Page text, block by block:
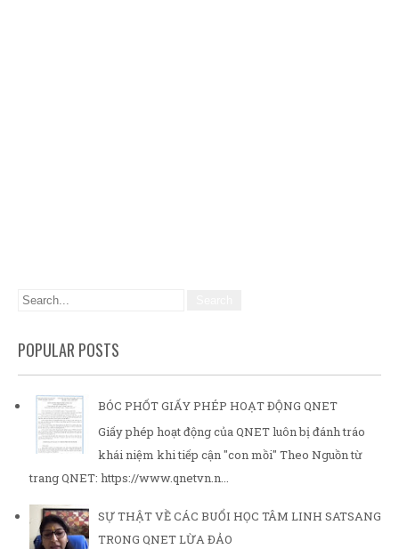
POPULAR POSTS
BÓC PHỐT GIẤY PHÉP HOẠT ĐỘNG QNET
Giấy phép hoạt động của QNET luôn bị đánh tráo
khái niệm khi tiếp cận "con mồi" Theo Nguồn từ
trang QNET: https://www.qnetvn.n...
SỰ THẬT VỀ CÁC BUỔI HỌC TÂM LINH SATSANG
TRONG QNET LỪA ĐẢO